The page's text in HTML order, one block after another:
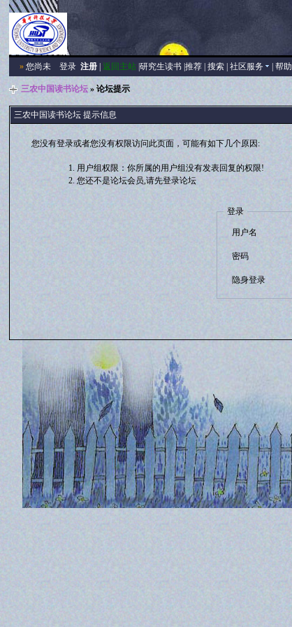
» 您尚未登录 注册 |返回主站 |研究生读书 |推荐 |搜索 |社区服务 |帮助
三农中国读书论坛 » 论坛提示
三农中国读书论坛 提示信息
您没有登录或者您没有权限访问此页面，可能有如下几个原因:
用户组权限：你所属的用户组没有发表回复的权限!
您还不是论坛会员,请先登录论坛
登录
用户名
密码
隐身登录